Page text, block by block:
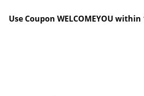
Use Coupon WELCOMEYOU